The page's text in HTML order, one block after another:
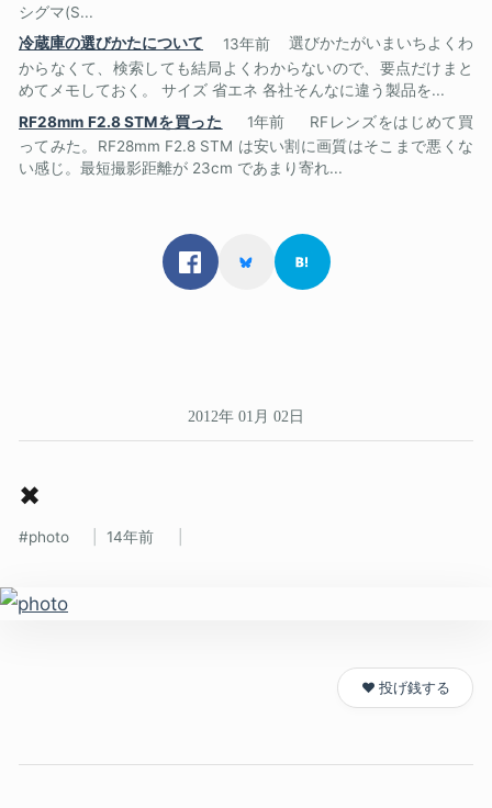
シグマ(S...
冷蔵庫の選びかたについて
13年前
選びかたがいまいちよくわ
からなくて、検索しても結局よくわからないので、要点だけまと
めてメモしておく。 サイズ 省エネ 各社そんなに違う製品を...
RF28mm F2.8 STMを買った
1年前
RFレンズをはじめて買
ってみた。RF28mm F2.8 STM は安い割に画質はそこまで悪くな
い感じ。最短撮影距離が 23cm であまり寄れ...
2012年 01月 02日
✖
photo 14年前
❤️ 投げ銭する